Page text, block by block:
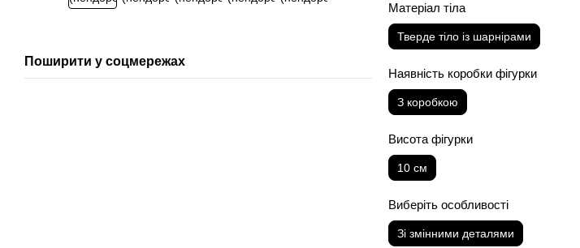
Поширити у соцмережах
Матеріал тіла
Тверде тіло із шарнірами
Наявність коробки фігурки
З коробкою
Висота фігурки
10 см
Виберіть особливості
Зі змінними деталями